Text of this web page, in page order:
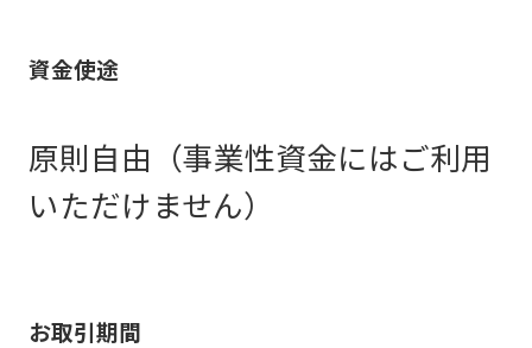
資金使途
原則自由（事業性資金にはご利用
いただけません）
お取引期間